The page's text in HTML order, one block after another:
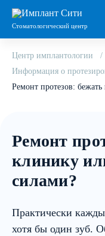
Стоматологический центр
Центр имплантологии
Информация о
Ремонт протезов:
Ремонт
клинику
силами?
Практически
хотя бы один зуб.